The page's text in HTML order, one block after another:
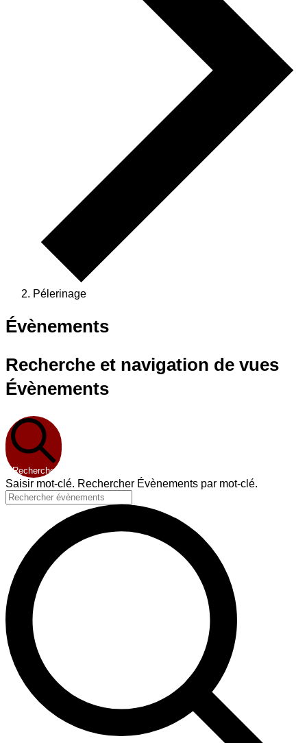
Pélerinage
Évènements
Recherche et navigation de vues
Évènements
Recherche
Saisir mot-clé. Rechercher Évènements par mot-clé.